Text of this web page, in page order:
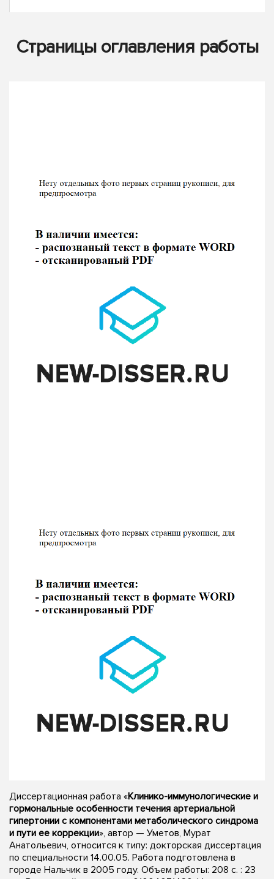
Страницы оглавления работы
Диссертационная работа «Клинико-иммунологические и
гормональные особенности течения артериальной
гипертонии с компонентами метаболического синдрома
и пути ее коррекции», автор — Уметов, Мурат
Анатольевич, относится к типу: докторская диссертация
по специальности 14.00.05. Работа подготовлена в
городе Нальчик в 2005 году. Объем работы: 208 с. : 23